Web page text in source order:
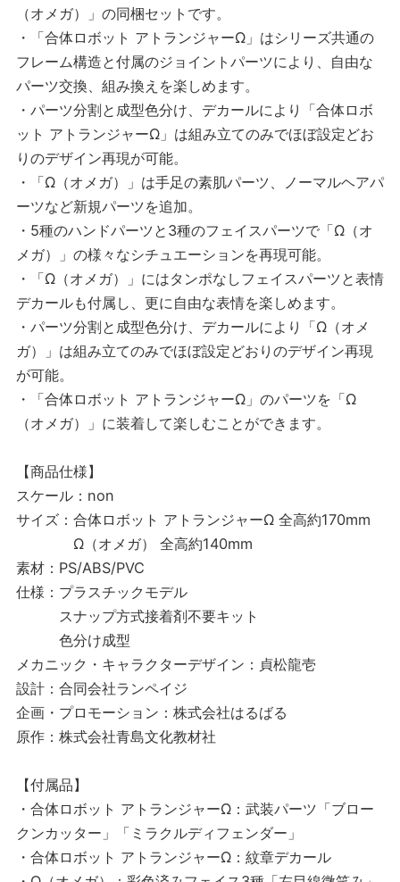
（オメガ）」の同梱セットです。
・「合体ロボット アトランジャーΩ」はシリーズ共通の
フレーム構造と付属のジョイントパーツにより、自由な
パーツ交換、組み換えを楽しめます。
・パーツ分割と成型色分け、デカールにより「合体ロボ
ット アトランジャーΩ」は組み立てのみでほぼ設定どお
りのデザイン再現が可能。
・「Ω（オメガ）」は手足の素肌パーツ、ノーマルヘアパ
ーツなど新規パーツを追加。
・5種のハンドパーツと3種のフェイスパーツで「Ω（オ
メガ）」の様々なシチュエーションを再現可能。
・「Ω（オメガ）」にはタンポなしフェイスパーツと表情
デカールも付属し、更に自由な表情を楽しめます。
・パーツ分割と成型色分け、デカールにより「Ω（オメ
ガ）」は組み立てのみでほぼ設定どおりのデザイン再現
が可能。
・「合体ロボット アトランジャーΩ」のパーツを「Ω
（オメガ）」に装着して楽しむことができます。
【商品仕様】
スケール：non
サイズ：合体ロボット アトランジャーΩ 全高約170mm
Ω（オメガ） 全高約140mm
素材：PS/ABS/PVC
仕様：プラスチックモデル
スナップ方式接着剤不要キット
色分け成型
メカニック・キャラクターデザイン：貞松龍壱
設計：合同会社ランペイジ
企画・プロモーション：株式会社はるばる
原作：株式会社青島文化教材社
【付属品】
・合体ロボット アトランジャーΩ：武装パーツ「ブロー
クンカッター」「ミラクルディフェンダー」
・合体ロボット アトランジャーΩ：紋章デカール